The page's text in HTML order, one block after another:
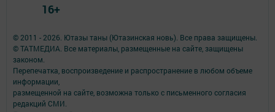
© 2011 - 2026. Ютазы таны (Ютазинская новь). Все права защищены.
© ТАТМЕДИА. Все материалы, размещенные на сайте, защищены
законом.
Перепечатка, воспроизведение и распространение в любом объеме
информации,
размещенной на сайте, возможна только с письменного согласия
редакций СМИ.
16+